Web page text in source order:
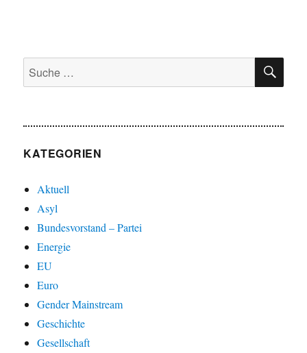
Suche
nach:
KATEGORIEN
Aktuell
Asyl
Bundesvorstand – Partei
Energie
EU
Euro
Gender Mainstream
Geschichte
Gesellschaft